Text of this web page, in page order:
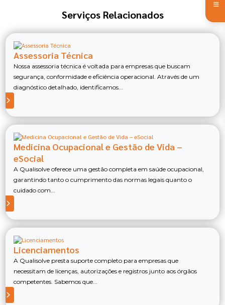
Serviços Relacionados
Assessoria Técnica
Nossa assessoria técnica é voltada para empresas que buscam
segurança, conformidade e eficiência operacional. Através de um
diagnóstico detalhado, identificamos...
Medicina Ocupacional e Gestão de Vida –
eSocial
A Qualisolve oferece uma gestão completa em saúde ocupacional,
garantindo tanto o cumprimento das normas legais quanto o
cuidado com...
Licenciamentos
A Qualisolve presta suporte completo para empresas que
necessitam de licenças, autorizações e registros junto aos órgãos
competentes. Sabemos que...